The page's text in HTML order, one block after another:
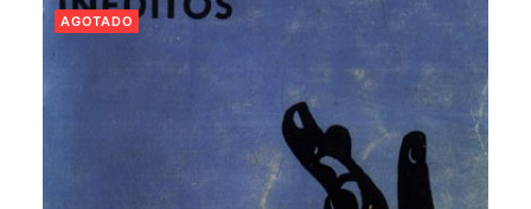
AGOTADO